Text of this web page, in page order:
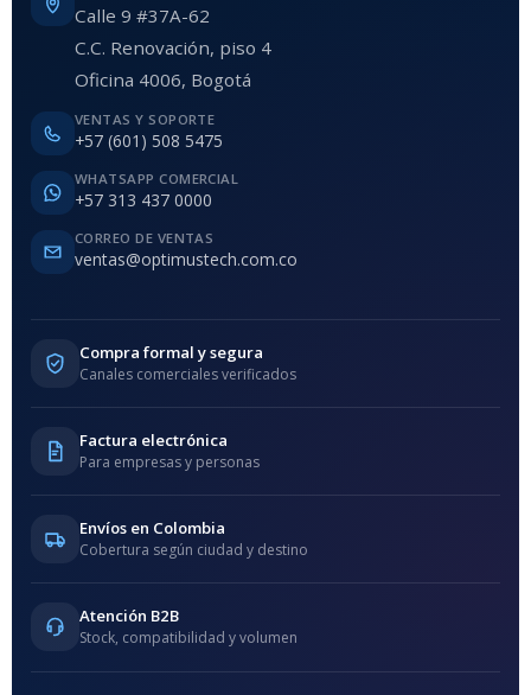
Calle 9 #37A-62
C.C. Renovación, piso 4
Oficina 4006, Bogotá
VENTAS Y SOPORTE
+57 (601) 508 5475
WHATSAPP COMERCIAL
+57 313 437 0000
CORREO DE VENTAS
ventas@optimustech.com.co
Compra formal y segura
Canales comerciales verificados
Factura electrónica
Para empresas y personas
Envíos en Colombia
Cobertura según ciudad y destino
Atención B2B
Stock, compatibilidad y volumen